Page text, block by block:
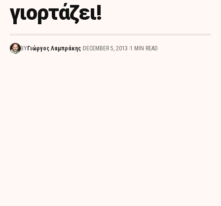
γιορτάζει!
BY Γιώργος Λαμπράκης DECEMBER 5, 2013 1 MIN READ